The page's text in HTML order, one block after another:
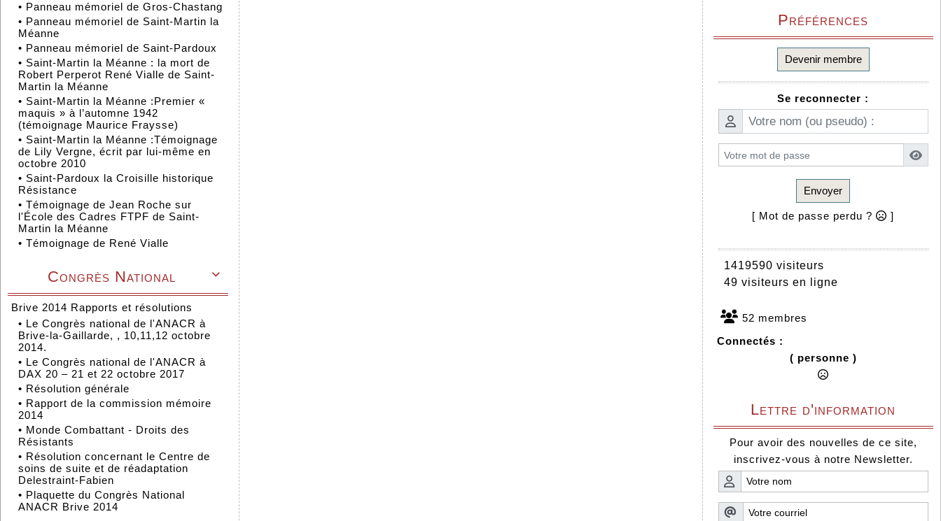
• Panneau mémoriel de Gros-Chastang
• Panneau mémoriel de Saint-Martin la
Méanne
• Panneau mémoriel de Saint-Pardoux
• Saint-Martin la Méanne : la mort de
Robert Perperot René Vialle de Saint-
Martin la Méanne
• Saint-Martin la Méanne :Premier «
maquis » à l’automne 1942
(témoignage Maurice Fraysse)
• Saint-Martin la Méanne :Témoignage
de Lily Vergne, écrit par lui-même en
octobre 2010
• Saint-Pardoux la Croisille historique
Résistance
• Témoignage de Jean Roche sur
l'École des Cadres FTPF de Saint-
Martin la Méanne
• Témoignage de René Vialle

Congrès National
Brive 2014 Rapports et résolutions
• Le Congrès national de l'ANACR à
Brive-la-Gaillarde, , 10,11,12 octobre
2014.
• Le Congrès national de l'ANACR à
DAX 20 – 21 et 22 octobre 2017
• Résolution générale
• Rapport de la commission mémoire
2014
• Monde Combattant - Droits des
Résistants
• Résolution concernant le Centre de
soins de suite et de réadaptation
Delestraint-Fabien
• Plaquette du Congrès National
ANACR Brive 2014
Préférences
Devenir membre
Se reconnecter :
Envoyer
[ Mot de passe perdu ? ]
1419590 visiteurs
49 visiteurs en ligne
52 membres
Connectés :
( personne )
Lettre d'information
Pour avoir des nouvelles de ce site,
inscrivez-vous à notre Newsletter.